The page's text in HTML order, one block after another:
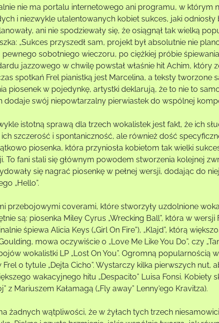
nie ma portalu internetowego ani programu, w którym
i niezwykle utalentowanych kobiet sukces, jaki odniosły
ani nie spodziewały się, że osiągnął tak wielką
„Sukces przyszedł sam, projekt był absolutnie nie
pewnego sobotniego wieczoru, po ciężkiej próbie
jazzowego w chwilę powstał właśnie hit Achim, który
spotkań Frel pianistką jest Marcelina, a teksty tworzone
piosenek w pojedynkę, artystki deklarują, że to nie to
dodaje swój niepowtarzalny pierwiastek do wspólnej
istotną sprawą dla trzech wokalistek jest fakt, że ich
szczerość i spontaniczność, ale również dość
piosenka, która przyniosła kobietom tak wielki
To fani stali się głównym powodem stworzenia kolejnej
się nagrać piosenkę w pełnej wersji, dodając do
„Hello”.
przebojowymi coverami, które stworzyły uzdolnione
są: piosenka Miley Cyrus „Wrecking Ball”, która w wersji
śpiewa Alicia Keys („Girl On Fire”), „Klajd”, którą
mowa oczywiście o „Love Me Like You Do”, czy
wokalistki LP „Lost On You”. Ogromną popularnością
Frel o tytule „Dejta Cicho”. Wystarczy kilka pierwszych nut,
wakacyjnego hitu „Despacito” Luisa Fonsi. Kobiety
z Mariuszem Kałamagą („Fly away” Lenny'ego Kravitza).
żadnych wątpliwości, że w żyłach tych trzech